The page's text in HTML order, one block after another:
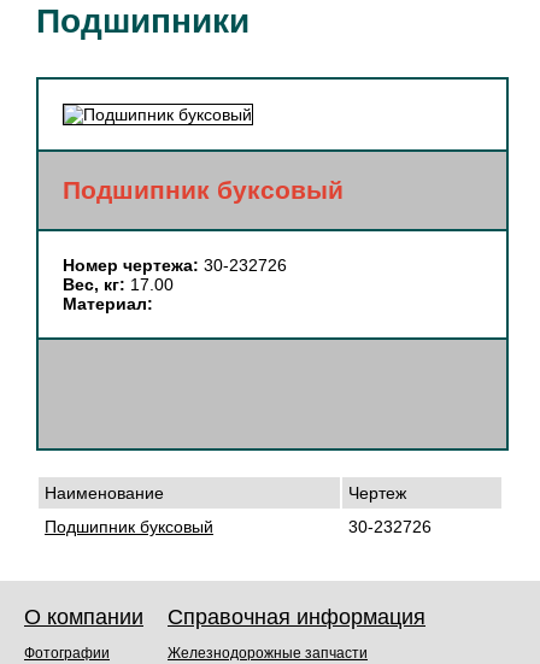
Подшипники
Подшипник буксовый
Номер чертежа: 30-232726
Вес, кг: 17.00
Материал:
Наименование
Чертеж
Подшипник буксовый
30-232726
О компании
Фотографии
Справочная информация
Железнодорожные запчасти